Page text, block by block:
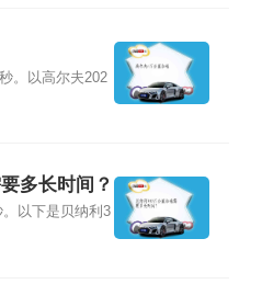
。以高尔夫202
多长时间？
以下是贝纳利3